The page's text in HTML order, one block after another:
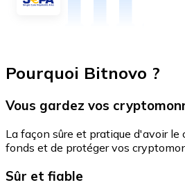
Pourquoi Bitnovo ?
Vous gardez vos
La façon sûre et pratique d'avoir
fonds et de protéger vos
Sûr et fiable